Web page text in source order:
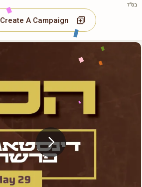
בס"ד
Create A Campaign